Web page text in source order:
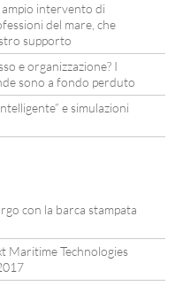
intervento di
del mare, che
supporto
e organizzazione? I
sono a fondo perduto
e simulazioni
con la barca stampata
Maritime Technologies